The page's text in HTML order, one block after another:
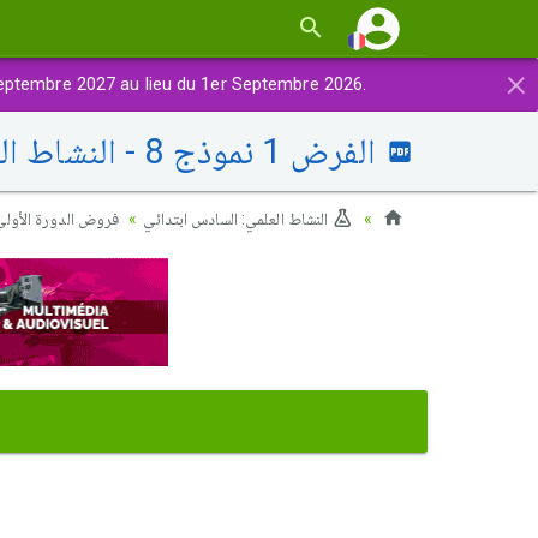
×
2027 au lieu du 1er Septembre 2026.
الفرض 1 نموذج 8 - النشاط العلمي سادس إبتدائي الدورة الأولى
النشاط العلمي: السادس ابتدائي فروض الدورة الأولى